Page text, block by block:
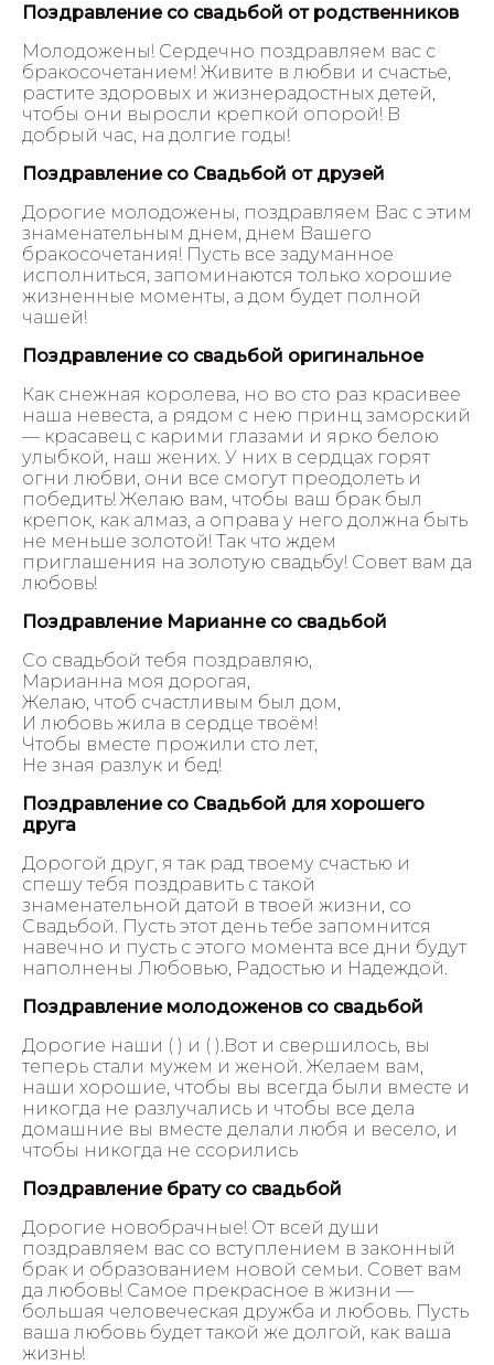
Поздравление со свадьбой от родственников
Молодожены! Сердечно поздравляем вас с
бракосочетанием! Живите в любви и счастье,
растите здоровых и жизнерадостных детей,
чтобы они выросли крепкой опорой! В
добрый час, на долгие годы!
Поздравление со Свадьбой от друзей
Дорогие молодожены, поздравляем Вас с этим
знаменательным днем, днем Вашего
бракосочетания! Пусть все задуманное
исполниться, запоминаются только хорошие
жизненные моменты, а дом будет полной
чашей!
Поздравление со свадьбой оригинальное
Как снежная королева, но во сто раз красивее
наша невеста, а рядом с нею принц заморский
— красавец с карими глазами и ярко белою
улыбкой, наш жених. У них в сердцах горят
огни любви, они все смогут преодолеть и
победить! Желаю вам, чтобы ваш брак был
крепок, как алмаз, а оправа у него должна быть
не меньше золотой! Так что ждем
приглашения на золотую свадьбу! Совет вам да
любовь!
Поздравление Марианне со свадьбой
Со свадьбой тебя поздравляю,
Марианна моя дорогая,
Желаю, чтоб счастливым был дом,
И любовь жила в сердце твоём!
Чтобы вместе прожили сто лет,
Не зная разлук и бед!
Поздравление со Свадьбой для хорошего
друга
Дорогой друг, я так рад твоему счастью и
спешу тебя поздравить с такой
знаменательной датой в твоей жизни, со
Свадьбой. Пусть этот день тебе запомнится
навечно и пусть с этого момента все дни будут
наполнены Любовью, Радостью и Надеждой.
Поздравление молодоженов со свадьбой
Дорогие наши ( ) и ( ).Вот и свершилось, вы
теперь стали мужем и женой. Желаем вам,
наши хорошие, чтобы вы всегда были вместе и
никогда не разлучались и чтобы все дела
домашние вы вместе делали любя и весело, и
чтобы никогда не ссорились
Поздравление брату со свадьбой
Дорогие новобрачные! От всей души
поздравляем вас со вступлением в законный
брак и образованием новой семьи. Совет вам
да любовь! Самое прекрасное в жизни —
большая человеческая дружба и любовь. Пусть
ваша любовь будет такой же долгой, как ваша
жизнь!